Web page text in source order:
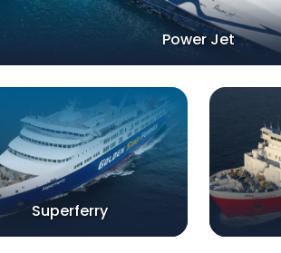
Power Jet
Superferry